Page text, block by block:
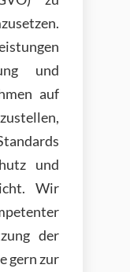
und
auf
und
Wir
der
gern zur